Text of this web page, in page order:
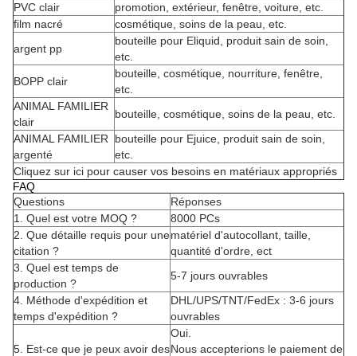
PVC clair
promotion, extérieur, fenêtre, voiture, etc.
film nacré
cosmétique, soins de la peau, etc.
argent pp
bouteille pour Eliquid, produit sain de soin,
etc.
BOPP clair
bouteille, cosmétique, nourriture, fenêtre,
etc.
ANIMAL FAMILIER
clair
bouteille, cosmétique, soins de la peau, etc.
ANIMAL FAMILIER
argenté
bouteille pour Ejuice, produit sain de soin,
etc.
Cliquez sur ici pour causer vos besoins en matériaux appropriés
FAQ
Questions
Réponses
1. Quel est votre MOQ ?
8000 PCs
2. Que détaille requis pour une
citation ?
matériel d'autocollant, taille,
quantité d'ordre, ect
3. Quel est temps de
production ?
5-7 jours ouvrables
4. Méthode d'expédition et
temps d'expédition ?
DHL/UPS/TNT/FedEx : 3-6 jours
ouvrables
5. Est-ce que je peux avoir des
Oui.
Nous accepterions le paiement de